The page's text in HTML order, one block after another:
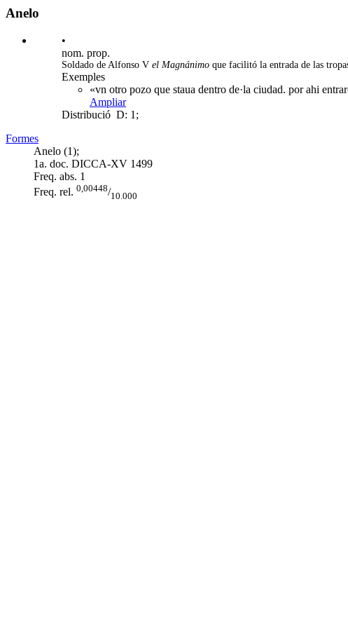
Anelo
•
nom. prop.
Soldado de Alfonso V el Magnánimo que facilitó la entrada de las
Exemples
«vn otro pozo que staua dentro de·la ciudad. por ahi
Ampliar
Distribució D: 1;
Formes
Anelo (1);
1a. doc. DICCA-XV 1499
Freq. abs. 1
Freq. rel. 0,00448/10.000